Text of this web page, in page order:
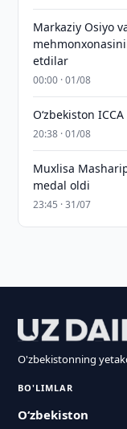
Markaziy Osiyo
etdilar
00:00 · 01/08
O‘zbekiston
20:38 · 01/08
Muxlisa
medal oldi
23:45 · 31/07
O'zbekistonning
BO'LIMLAR
O‘zbekiston